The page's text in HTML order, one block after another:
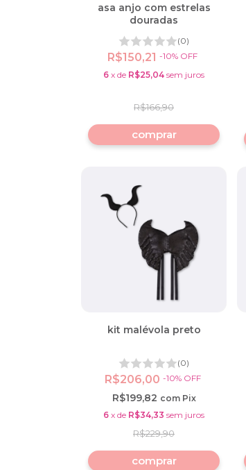
asa anjo com estrelas
douradas
(0)
R$150,21 -10% OFF
R$166,90
6 x de R$25,04 sem juros
kit malévola preto
(0)
R$206,00 -10% OFF
R$229,90
R$199,82 com Pix
6 x de R$34,33 sem juros